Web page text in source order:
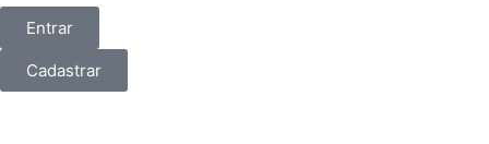
Entrar
Cadastrar